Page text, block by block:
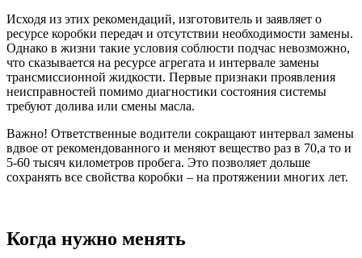
Исходя из этих рекомендаций, изготовитель и заявляет о
ресурсе коробки передач и отсутствии необходимости замены.
Однако в жизни такие условия соблюсти подчас невозможно,
что сказывается на ресурсе агрегата и интервале замены
трансмиссионной жидкости. Первые признаки проявления
неисправностей помимо диагностики состояния системы
требуют долива или смены масла.
Важно! Ответственные водители сокращают интервал замены
вдвое от рекомендованного и меняют вещество раз в 70,а то и
5-60 тысяч километров пробега. Это позволяет дольше
сохранять все свойства коробки – на протяжении многих лет.
Когда нужно менять